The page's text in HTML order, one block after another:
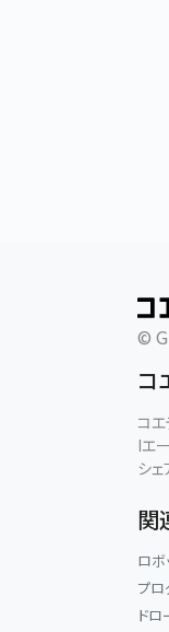
©
コ
コ
Iエ
シ
関
ロボ
プロ
ドロ